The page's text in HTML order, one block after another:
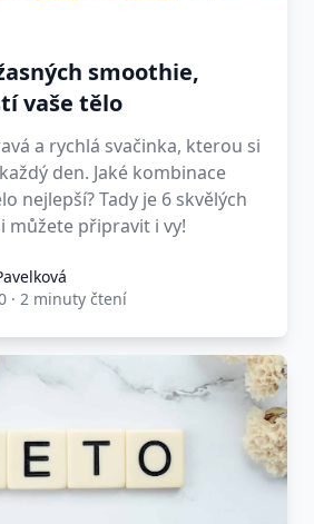
smoothie,
vaše tělo
a rychlá svačinka, kterou si
den. Jaké kombinace
nejlepší? Tady je 6 skvělých
můžete připravit i vy!
· 2 minuty čtení